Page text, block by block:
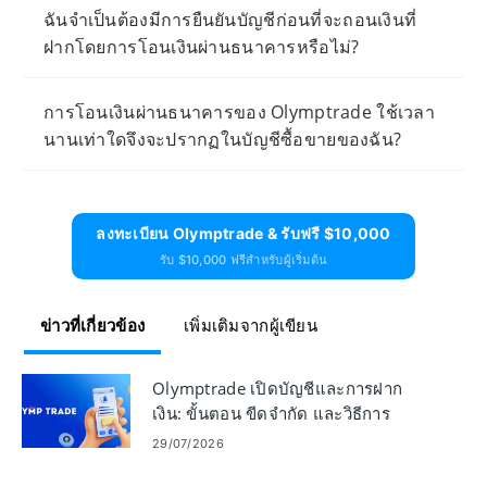
ฉันจำเป็นต้องมีการยืนยันบัญชีก่อนที่จะถอนเงินที่
ฝากโดยการโอนเงินผ่านธนาคารหรือไม่?
การโอนเงินผ่านธนาคารของ Olymptrade ใช้เวลา
นานเท่าใดจึงจะปรากฏในบัญชีซื้อขายของฉัน?
ลงทะเบียน Olymptrade & รับฟรี $10,000
รับ $10,000 ฟรีสำหรับผู้เริ่มต้น
ข่าวที่เกี่ยวข้อง เพิ่มเติมจากผู้เขียน
Olymptrade เปิดบัญชีและการฝาก
เงิน: ขั้นตอน ขีดจำกัด และวิธีการ
29/07/2026